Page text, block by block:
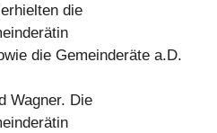
die
die Gemeinderäte a.D.
Wagner. Die